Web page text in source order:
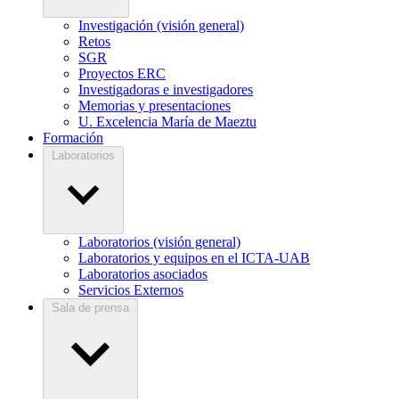
Investigación (visión general)
Retos
SGR
Proyectos ERC
Investigadoras e investigadores
Memorias y presentaciones
U. Excelencia María de Maeztu
Formación
Laboratorios
Laboratorios (visión general)
Laboratorios y equipos en el ICTA-UAB
Laboratorios asociados
Servicios Externos
Sala de prensa